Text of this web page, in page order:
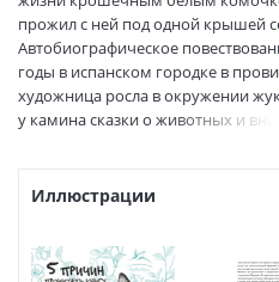
Размеры в мм
(ДхШхВ):
240x170x11
Вес:
340 гр.
Страниц:
152
Тираж:
3000 экз.
ISBN:
прожил с ней под одной крышей
Автобиографическое
годы в испанском городке в
художница росла в окружении
у камина сказки о животных и
ее своим питомцам.
эмоциональной привязанности,
Иллюстрации